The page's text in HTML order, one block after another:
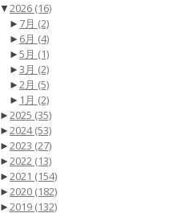
▼2026 (16)
► 7月 (2)
► 6月 (4)
►5月 (1)
►3月 (2)
►2月 (5)
► 1月 (2)
►2025 (35)
►2024(53)
►2023 (27)
►2022 (13)
►2021 (154)
►2020 (182)
►2019 (132)